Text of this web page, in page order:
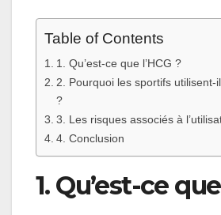
Table of Contents
1. Qu’est-ce que l’HCG ?
2. Pourquoi les sportifs utilisent-
?
3. Les risques associés à
4. Conclusion
1. Qu’est-ce